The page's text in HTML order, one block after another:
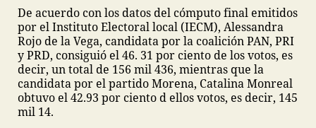
De acuerdo con los datos del cómputo final emitidos
por el Instituto Electoral local (IECM), Alessandra
Rojo de la Vega, candidata por la coalición PAN, PRI
y PRD, consiguió el 46. 31 por ciento de los votos, es
decir, un total de 156 mil 436, mientras que la
candidata por el partido Morena, Catalina Monreal
obtuvo el 42.93 por ciento d ellos votos, es decir, 145
mil 14.